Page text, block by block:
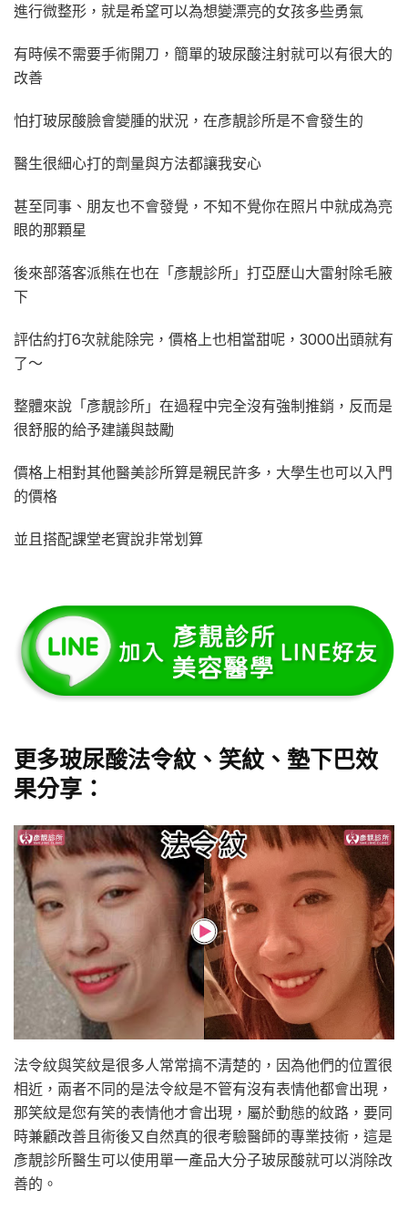
進行微整形，就是希望可以為想變漂亮的女孩多些勇氣
有時候不需要手術開刀，簡單的玻尿酸注射就可以有很大的
改善
怕打玻尿酸臉會變腫的狀況，在彥靚診所是不會發生的
醫生很細心打的劑量與方法都讓我安心
甚至同事、朋友也不會發覺，不知不覺你在照片中就成為亮
眼的那顆星
後來部落客派熊在也在「彥靚診所」打亞歷山大雷射除毛腋
下
評估約打6次就能除完，價格上也相當甜呢，3000出頭就有
了～
整體來說「彥靚診所」在過程中完全沒有強制推銷，反而是
很舒服的給予建議與鼓勵
價格上相對其他醫美診所算是親民許多，大學生也可以入門
的價格
並且搭配課堂老實說非常划算
更多玻尿酸法令紋、笑紋、墊下巴效
果分享：
法令紋與笑紋是很多人常常搞不清楚的，因為他們的位置很
相近，兩者不同的是法令紋是不管有沒有表情他都會出現，
那笑紋是您有笑的表情他才會出現，屬於動態的紋路，要同
時兼顧改善且術後又自然真的很考驗醫師的專業技術，這是
彥靚診所醫生可以使用單一產品大分子玻尿酸就可以消除改
善的。